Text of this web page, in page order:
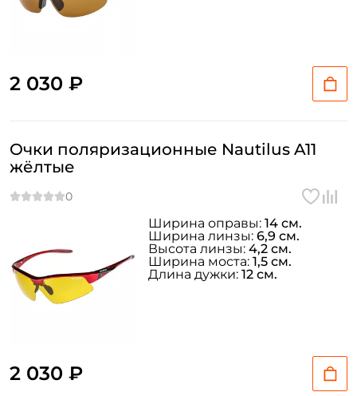
2 030 ₽
Очки поляризационные Nautilus A11
жёлтые
2 030 ₽
Ширина оправы: 14 см.
Ширина линзы: 6,9 см.
Высота линзы: 4,2 см.
Ширина моста: 1,5 см.
Длина дужки: 12 см.